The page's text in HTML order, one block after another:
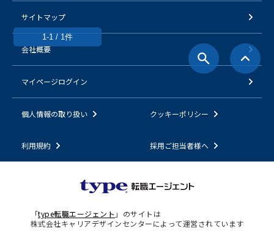
1-1 / 1件
サイトマップ
会社概要
マイページログイン
個人情報の取り扱い クッキーポリシー
利用規約 採用ご担当者様へ
「type転職エージェント 」のサイトは
株式会社キャリアデザインセンターによって運営されています